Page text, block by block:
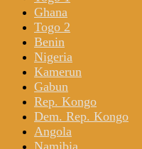
Ghana
Togo 2
Benin
Nigeria
Kamerun
Gabun
Rep. Kongo
Dem. Rep. Kongo
Angola